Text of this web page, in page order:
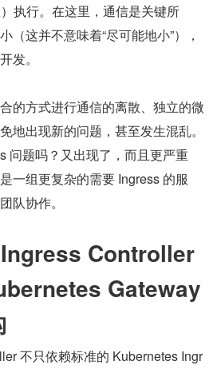
执行。在这里，通信是关键所
（这并不意味着“尽可能地小”），
发。
的方式进行通信的离散、独立的微
地出现新的问题，甚至发生混乱。
问题吗？又出现了，而且更严重
一组更复杂的需要 Ingress 的服
队协作。
Controller
Gateway
不只依赖标准的 Kubernetes Ingr